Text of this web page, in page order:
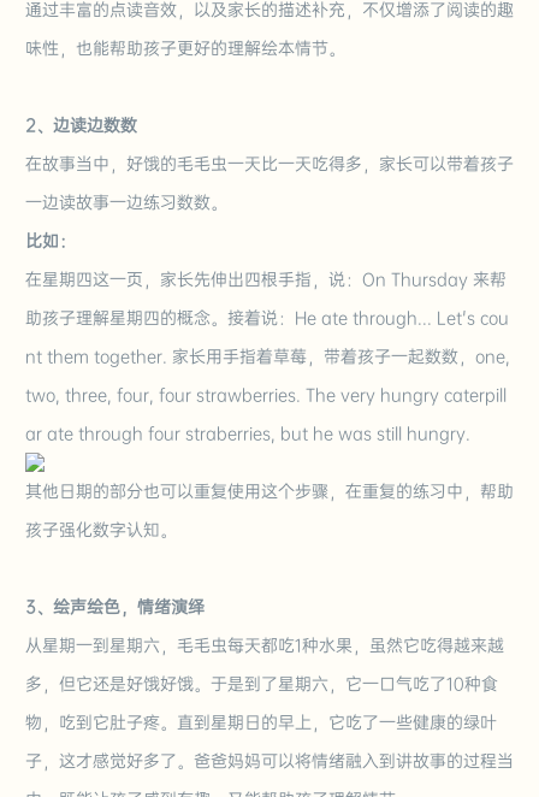
通过丰富的点读音效，以及家长的描述补充，不仅增添了阅读的趣
味性，也能帮助孩子更好的理解绘本情节。
2、边读边数数
在故事当中，好饿的毛毛虫一天比一天吃得多，家长可以带着孩子
一边读故事一边练习数数。
比如：
在星期四这一页，家长先伸出四根手指，说：On Thursday 来帮
助孩子理解星期四的概念。接着说：He ate through... Let's cou
nt them together. 家长用手指着草莓，带着孩子一起数数，one,
two, three, four, four strawberries. The very hungry caterpill
ar ate through four straberries, but he was still hungry.
其他日期的部分也可以重复使用这个步骤，在重复的练习中，帮助
孩子强化数字认知。
3、绘声绘色，情绪演绎
从星期一到星期六，毛毛虫每天都吃1种水果，虽然它吃得越来越
多，但它还是好饿好饿。于是到了星期六，它一口气吃了10种食
物，吃到它肚子疼。直到星期日的早上，它吃了一些健康的绿叶
子，这才感觉好多了。爸爸妈妈可以将情绪融入到讲故事的过程当